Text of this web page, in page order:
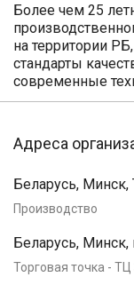
Более чем 25
на территории
стандарты
современные
Адреса
Беларусь, Минск,
Производство
Беларусь, Минск,
Торговая точка -